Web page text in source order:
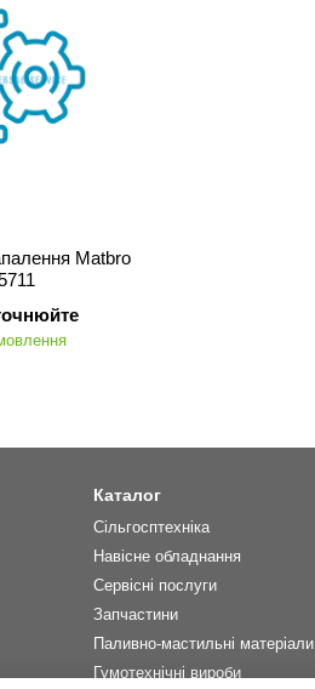
Matbro
Каталог
Сільгосптехніка
Навісне обладнання
Сервісні послуги
Запчастини
Паливно-мастильні матеріали
Гумотехнічні вироби